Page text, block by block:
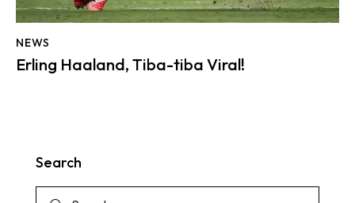
NEWS
Erling Haaland, Tiba-tiba Viral!
Search